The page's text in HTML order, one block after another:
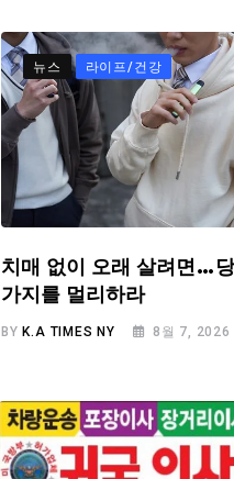
뉴스 라이프/건강
치매 없이 오래 살려면…
가지를 멀리하라
BYK.A TIMES NY 8월 7, 2026